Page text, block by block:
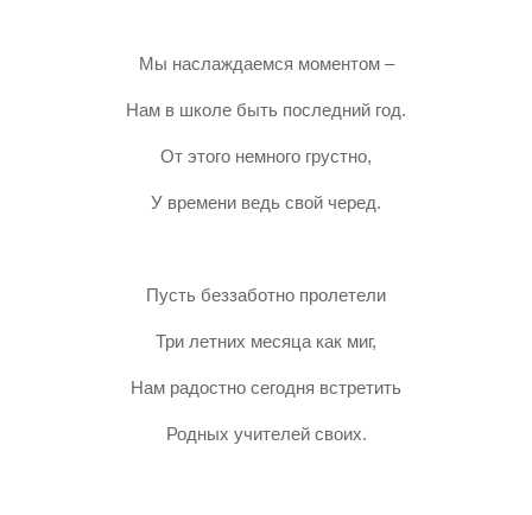
Мы наслаждаемся моментом –
Нам в школе быть последний год.
От этого немного грустно,
У времени ведь свой черед.
Пусть беззаботно пролетели
Три летних месяца как миг,
Нам радостно сегодня встретить
Родных учителей своих.